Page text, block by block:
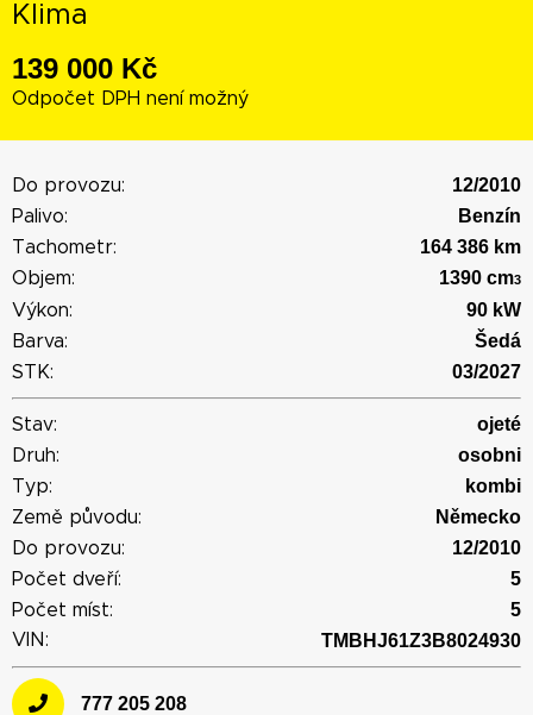
Klima
139 000 Kč
Odpočet DPH není možný
Do provozu: 12/2010
Palivo: Benzín
Tachometr: 164 386 km
Objem: 1390 cm3
Výkon: 90 kW
Barva: Šedá
STK: 03/2027
Stav: ojeté
Druh: osobni
Typ: kombi
Země původu: Německo
Do provozu: 12/2010
Počet dveří: 5
Počet míst: 5
VIN: TMBHJ61Z3B8024930
777 205 208